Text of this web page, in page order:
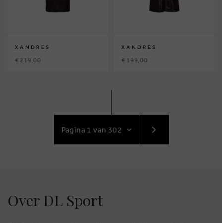
XANDRES
€ 219,00
XANDRES
€ 199,00
NAAR
VOLGENDE
Over DL Sport